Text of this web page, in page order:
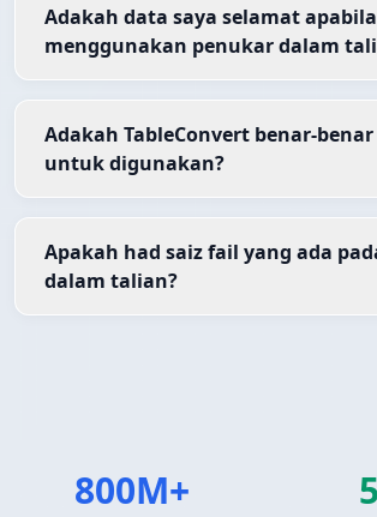
Adakah data saya selamat apabila
menggunakan penukar dalam
Adakah TableConvert benar-
untuk digunakan?
Apakah had saiz fail yang ada
dalam talian?
800M+